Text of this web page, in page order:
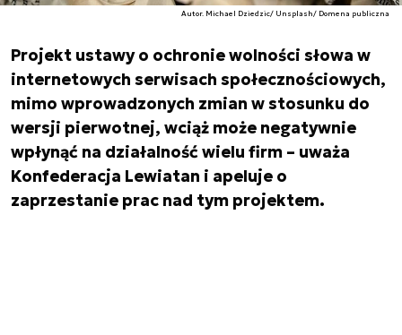
Autor. Michael Dziedzic/ Unsplash/ Domena publiczna
Projekt ustawy o ochronie wolności słowa w
internetowych serwisach społecznościowych,
mimo wprowadzonych zmian w stosunku do
wersji pierwotnej, wciąż może negatywnie
wpłynąć na działalność wielu firm – uważa
Konfederacja Lewiatan i apeluje o
zaprzestanie prac nad tym projektem.